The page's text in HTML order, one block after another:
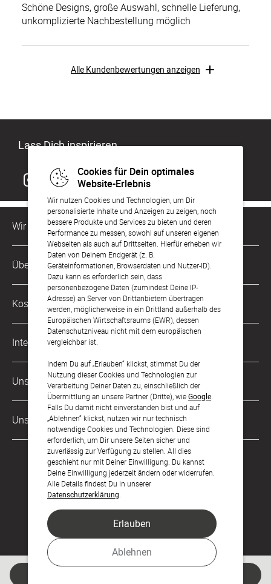
Cookies für Dein optimales
Website-Erlebnis
Wir nutzen Cookies und Technologien, um Dir
personalisierte Inhalte und Anzeigen zu zeigen, noch
bessere Produkte und Services zu bieten und deren
Performance zu messen, sowohl auf unseren eigenen
Webseiten als auch auf Drittseiten. Hierfür erheben wir
Daten von Deinem Endgerät (z. B.
Geräteinformationen, Browserdaten und Nutzer-ID).
Dazu kann es erforderlich sein, dass
personenbezogene Daten (zumindest Deine IP-
Adresse) an Server von Drittanbietern übertragen
werden, möglicherweise in ein Drittland außerhalb des
Europäischen Wirtschaftsraums (EWR), dessen
Datenschutzniveau nicht mit dem europäischen
vergleichbar ist.
Indem Du auf „Erlauben“ klickst, stimmst Du der
Nutzung dieser Cookies und Technologien zur
Verarbeitung Deiner Daten zu, einschließlich der
Übermittlung an unsere Partner (Dritte), wieGoogle
Falls Du damit nicht einverstanden bist und auf
„Ablehnen“ klickst, nutzen wir nur technisch
notwendige Cookies und Technologien. Diese sind
erforderlich, um Dir unsere Seiten sicher und
zuverlässig zur Verfügung zu stellen. All dies
geschieht nur mit Deiner Einwilligung. Du kannst
Deine Einwilligung jederzeit ändern oder widerrufen.
Alle Details findest Du in unserer
Datenschutzerklärung
Ablehnen
Erlauben
Schöne Designs, große Auswahl, schnelle Lieferung,
unkomplizierte Nachbestellung möglich
Alle Kundenbewertungen anzeigen
Lass Dich inspirieren
Wir sind für Dich da
Kundenservice-Hotline
0221 956 725 10
Mo. - Fr. von 9 bis 17 Uhr
kontakt@sendmoments.de
Über Uns
Philosophie
Karriere
Impressum
AGB & Widerrufsrecht
Zahlung & Versand
Datenschutz
Barrierefreiheitserklärung
LLM's
Kostenlose Services
Musterkarten
Digitale Gästelisten
FAQ & Hilfe
International
Österreich
Schweiz
Frankreich
Unsere Zahlungsarten
Unsere Partner
Feier den Moment.